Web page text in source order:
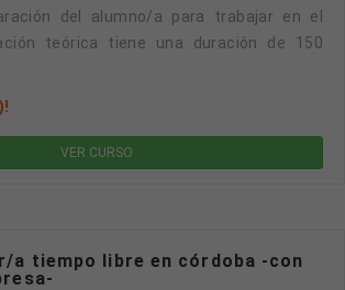
del alumno/a para trabajar en el
teórica tiene una duración de 150
VER CURSO